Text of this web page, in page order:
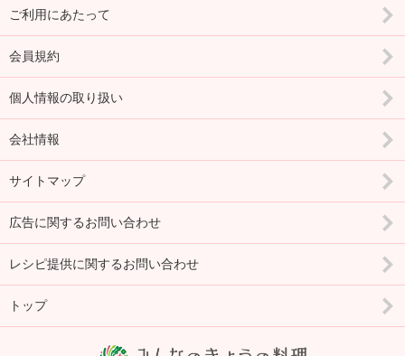
ご利用にあたって
会員規約
個人情報の取り扱い
会社情報
サイトマップ
広告に関するお問い合わせ
レシピ提供に関するお問い合わせ
トップ